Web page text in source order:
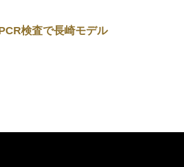
検査で長崎モデル